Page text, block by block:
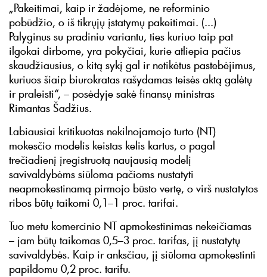
„Pakeitimai, kaip ir žadėjome, ne reforminio
pobūdžio, o iš tikrųjų įstatymų pakeitimai. (...)
Palyginus su pradiniu variantu, ties kuriuo taip pat
ilgokai dirbome, yra pokyčiai, kurie atliepia pačius
skaudžiausius, o kitą sykį gal ir netikėtus pastebėjimus,
kuriuos šiaip biurokratas rašydamas teisės aktą galėtų
ir praleisti“, – posėdyje sakė finansų ministras
Rimantas Šadžius.
Labiausiai kritikuotas nekilnojamojo turto (NT)
mokesčio modelis keistas kelis kartus, o pagal
trečiadienį įregistruotą naujausią modelį
savivaldybėms siūloma pačioms nustatyti
neapmokestinamą pirmojo būsto vertę, o virš nustatytos
ribos būtų taikomi 0,1–1 proc. tarifai.
Tuo metu komercinio NT apmokestinimas nekeičiamas
– jam būtų taikomas 0,5–3 proc. tarifas, jį nustatytų
savivaldybės. Kaip ir anksčiau, jį siūloma apmokestinti
papildomu 0,2 proc. tarifu.